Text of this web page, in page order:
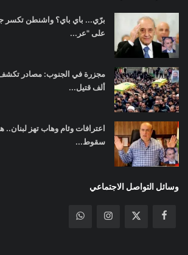
برّي... باي باي؟ واشنطن تكسر
على "عر...
ألف قتيل...
اعترافات وئام وهاب تهز
سقوط...
وسائل التواصل الاجتماعي